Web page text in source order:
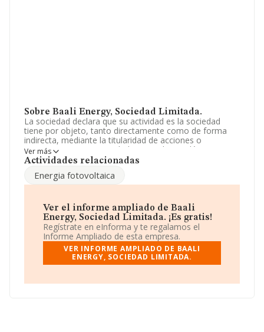
Sobre Baali Energy, Sociedad Limitada.
La sociedad declara que su actividad es la sociedad
tiene por objeto, tanto directamente como de forma
indirecta, mediante la titularidad de acciones o
participaciones en sociedades con objeto idéntico o
análogo: el montaje e instalación de placas solares y
completa, reparación, rehabilita. La empresa aparece
inscrita en el Registro Mercantil como Sociedad
a 'Instalaciones eléctricas', cuyo Código es 4321. La
compañía no tiene actividad en mercados exteriores.
Su correo es info@baali.es .
La sociedad españolaBaali Energy, Sociedad
Limitada, B88776018, se encuentra en Plaza Zaldiaran
en Álava, País Vasco.
Ver más
Actividades relacionadas
Energia fotovoltaica
Ver el informe ampliado de Baali
Energy, Sociedad Limitada. ¡Es gratis!
Regístrate en eInforma y te regalamos el
Informe Ampliado de esta empresa.
VER INFORME AMPLIADO DE BAALI
ENERGY, SOCIEDAD LIMITADA.